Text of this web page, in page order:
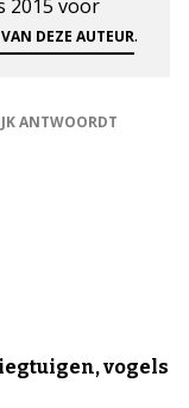
2015 voor
DEZE AUTEUR.
ANTWOORDT
vogels